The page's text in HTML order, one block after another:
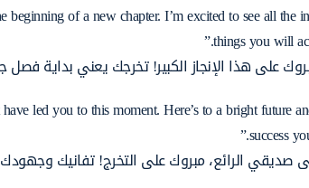
beginning of a new chapter. I’m excited to see all the
things you will
على هذا الإنجاز الكبير! تخرجك يعني بداية فصل
led you to this moment. Here’s to a bright future
success
صديقي الرائع، مبروك على التخرج! تفانيك